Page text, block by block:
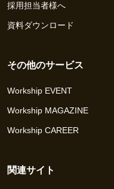
採用担当者様へ
資料ダウンロード
その他のサービス
Workship EVENT
Workship MAGAZINE
Workship CAREER
関連サイト